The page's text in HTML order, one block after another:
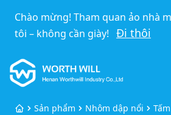
Chào mừng! Tham quan ảo nhà
tôi – không cần giày! Đi thôi
Worthwill
Trang chủSản phẩm Nhôm dập nổi